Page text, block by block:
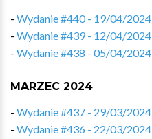
- Wydanie #440 - 19/04/2024
- Wydanie #439 - 12/04/2024
- Wydanie #438 - 05/04/2024
MARZEC 2024
- Wydanie #437 - 29/03/2024
- Wydanie #436 - 22/03/2024